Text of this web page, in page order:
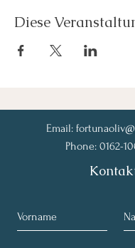
Diese
Email:
Phone: 0162-